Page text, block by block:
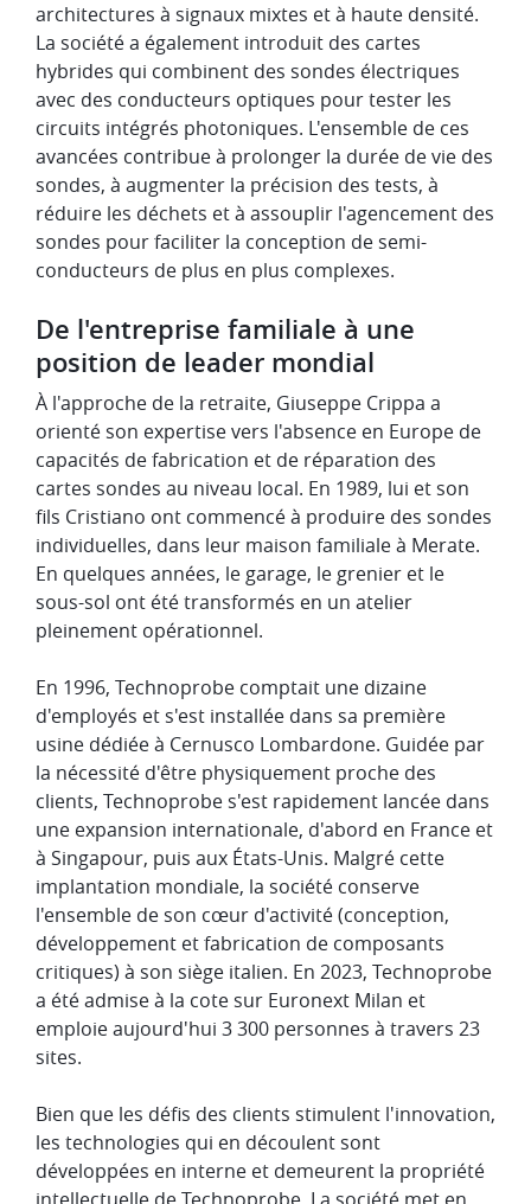
architectures à signaux mixtes et à haute densité.
La société a également introduit des cartes
hybrides qui combinent des sondes électriques
avec des conducteurs optiques pour tester les
circuits intégrés photoniques. L'ensemble de ces
avancées contribue à prolonger la durée de vie des
sondes, à augmenter la précision des tests, à
réduire les déchets et à assouplir l'agencement des
sondes pour faciliter la conception de semi-
conducteurs de plus en plus complexes.
De l'entreprise familiale à une
position de leader mondial
À l'approche de la retraite, Giuseppe Crippa a
orienté son expertise vers l'absence en Europe de
capacités de fabrication et de réparation des
cartes sondes au niveau local. En 1989, lui et son
fils Cristiano ont commencé à produire des sondes
individuelles, dans leur maison familiale à Merate.
En quelques années, le garage, le grenier et le
sous-sol ont été transformés en un atelier
pleinement opérationnel.
En 1996, Technoprobe comptait une dizaine
d'employés et s'est installée dans sa première
usine dédiée à Cernusco Lombardone. Guidée par
la nécessité d'être physiquement proche des
clients, Technoprobe s'est rapidement lancée dans
une expansion internationale, d'abord en France et
à Singapour, puis aux États-Unis. Malgré cette
implantation mondiale, la société conserve
l'ensemble de son cœur d'activité (conception,
développement et fabrication de composants
critiques) à son siège italien. En 2023, Technoprobe
a été admise à la cote sur Euronext Milan et
emploie aujourd'hui 3 300 personnes à travers 23
sites.
Bien que les défis des clients stimulent l'innovation,
les technologies qui en découlent sont
développées en interne et demeurent la propriété